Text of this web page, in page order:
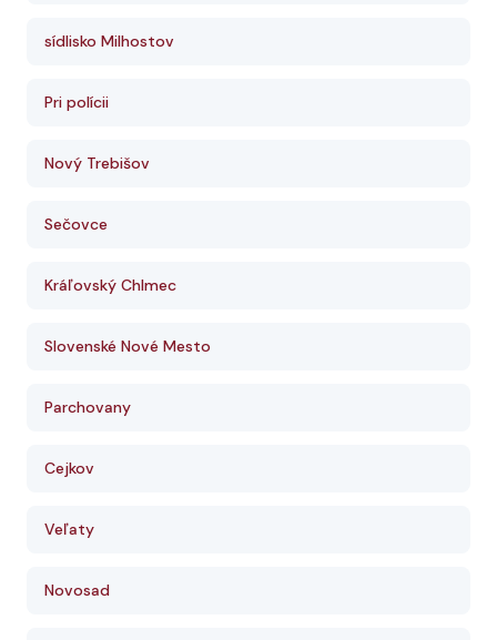
sídlisko Milhostov
Pri polícii
Nový Trebišov
Sečovce
Kráľovský Chlmec
Slovenské Nové Mesto
Parchovany
Cejkov
Veľaty
Novosad